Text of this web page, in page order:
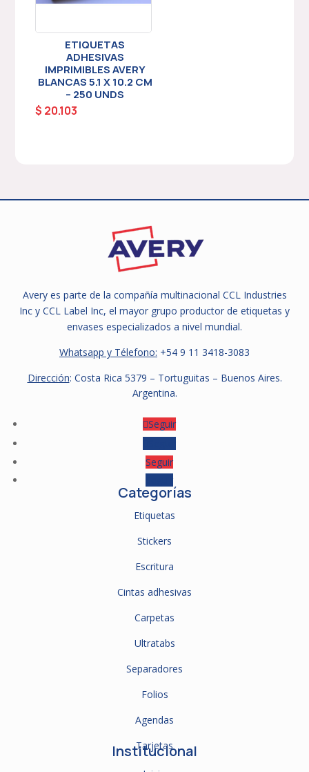
ETIQUETAS
ADHESIVAS
IMPRIMIBLES AVERY
BLANCAS 5.1 X 10.2 CM
– 250 UNDS
$ 20.103
Avery es parte de la compañía multinacional CCL Industries
Inc y CCL Label Inc, el mayor grupo productor de etiquetas y
envases especializados a nivel mundial.
Whatsapp y Télefono: +54 9 11 3418-3083
Dirección: Costa Rica 5379 – Tortuguitas – Buenos Aires.
Argentina.
Seguir
Seguir
Categorías
Etiquetas
Stickers
Escritura
Cintas adhesivas
Carpetas
Ultratabs
Separadores
Folios
Agendas
Tarjetas
Institucional